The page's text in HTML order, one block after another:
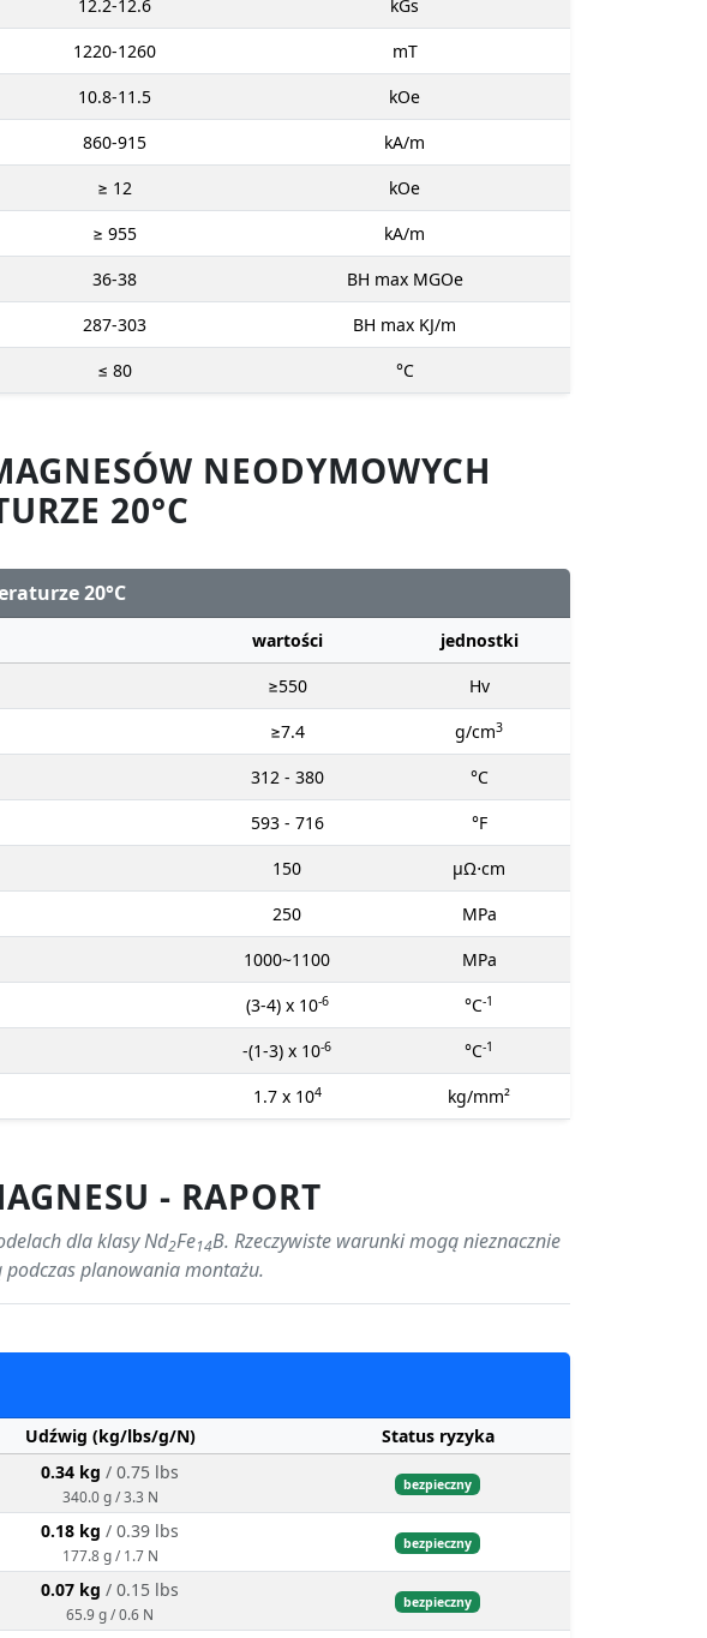
12.2-12.6
kGs
1220-1260
mT
10.8-11.5
kOe
860-915
kA/m
≥ 12
kOe
≥ 955
kA/m
36-38
BH max MGOe
287-303
BH max KJ/m
≤ 80 °C
NEODYMOWYCH
20°C
20°C
wartości
jednostki
≥550
Hv
≥7.4 g/cm3
312 - 380
°C
593 - 716
°F
150
μΩ⋅cm
250
MPa
1000~1100
MPa
(3-4) x 10-6 °C-1
-(1-3) x 10-6 °C-1
1.7 x 104 kg/mm²
- RAPORT
dla klasy Nd2Fe14B. Rzeczywiste warunki mogą nieznacznie
planowania montażu.
Udźwig (kg/lbs/g/N) Status ryzyka
0.34 kg / 0.75 lbs
340.0 g / 3.3 N
bezpieczny
0.18 kg / 0.39 lbs
177.8 g / 1.7 N
bezpieczny
0.07 kg / 0.15 lbs
65.9 g / 0.6 N
bezpieczny